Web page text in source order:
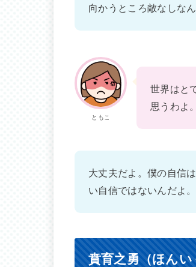
向かうところ敵なしなん
ともこ
世界はと
思うわよ。
大丈夫だよ。僕の自信
い自信ではないんだよ。
賁育之勇（ほん